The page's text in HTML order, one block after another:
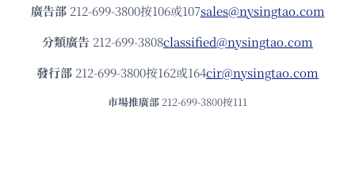
廣告部212-699-3800按106或107sales@nysingtao.com
分類廣告 212-699-3808classified@nysingtao.com
發⾏部 212-699-3800按162或164cir@nysingtao.com
市場推廣部 212-699-3800按111